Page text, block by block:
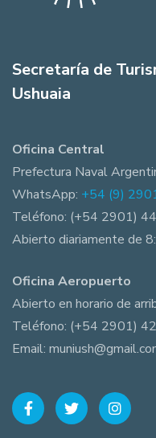
Secretaría de
Ushuaia
Oficina Central
Prefectura Naval
WhatsApp: +54 (9)
Teléfono: (+54 2901)
Abierto diariamente de
Oficina Aeropuerto
Abierto en horario de
Teléfono: (+54 2901)
Email: